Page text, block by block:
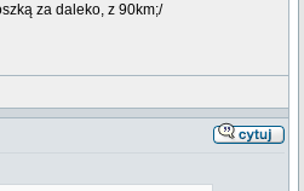
za daleko, z 90km;/